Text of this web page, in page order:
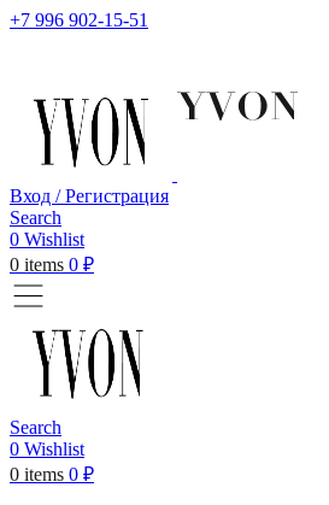
+7 996 902-15-51
Вход / Регистрация
Search
0 Wishlist
0 items 0 ₽
Search
0 Wishlist
0 items 0 ₽